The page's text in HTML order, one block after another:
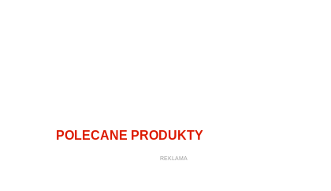
POLECANE PRODUKTY
REKLAMA